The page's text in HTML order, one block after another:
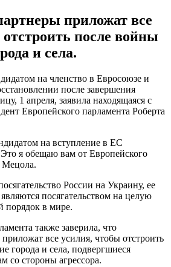
приложат все
после войны
и села.
на членство в Евросоюзе и
после завершения
1 апреля, заявила находящаяся с
Европейского парламента Роберта
на вступление в ЕС
я обещаю вам от Европейского
Мецола.
России на Украину, ее
посягательством на целую
порядок в мире.
также заверила, что
все усилия, чтобы отстроить
города и села, подвергшиеся
со стороны агрессора.